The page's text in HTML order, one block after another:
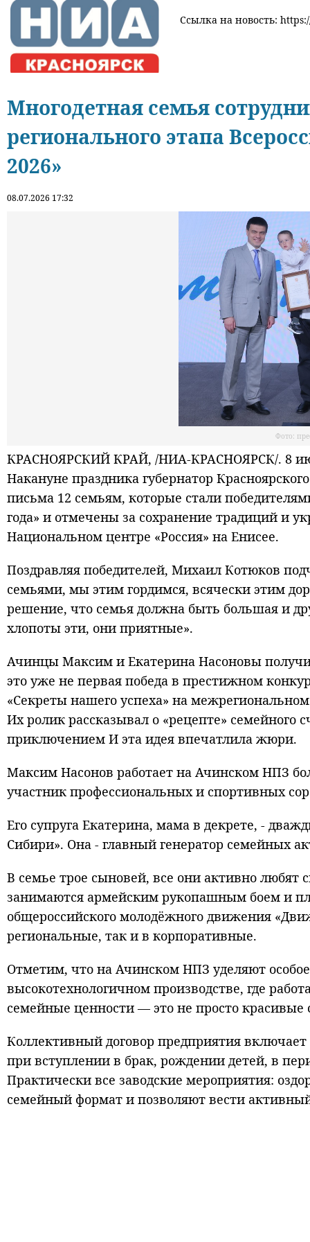
Ссылка на новость:
Многодетная семья
регионального этапа
2026»
08.07.2026 17:32
Фото:
КРАСНОЯРСКИЙ КРАЙ, /НИА-КРАСНОЯРСК/. 8
Накануне праздника губернатор
письма 12 семьям, которые стали
года» и отмечены за сохранение традиций и
Национальном центре «Россия» на Енисее.
Поздравляя победителей, Михаил Котюков
семьями, мы этим гордимся, всячески этим
решение, что семья должна быть большая и
хлопоты эти, они приятные».
Ачинцы Максим и Екатерина Насоновы
это уже не первая победа в престижном
«Секреты нашего успеха» на
Их ролик рассказывал о «рецепте»
приключением И эта идея впечатлила жюри.
Максим Насонов работает на Ачинском НПЗ
участник профессиональных и спортивных
Его супруга Екатерина, мама в декрете, -
Сибири». Она - главный генератор семейных
В семье трое сыновей, все они активно любят
занимаются армейским рукопашным боем и
общероссийского молодёжного движения
региональные, так и в корпоративные.
Отметим, что на Ачинском НПЗ уделяют
высокотехнологичном производстве, где
семейные ценности — это не просто красивые
Коллективный договор предприятия
при вступлении в брак, рождении детей, в
Практически все заводские мероприятия:
семейный формат и позволяют вести